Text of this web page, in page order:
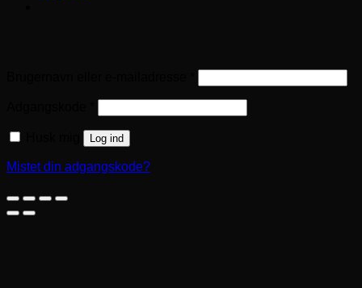
Log ind
Mistet din adgangskode?